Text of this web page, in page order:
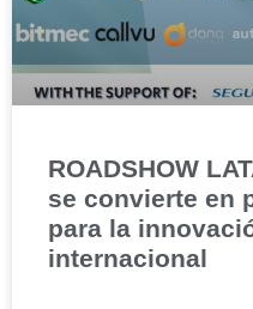
ROADSHOW
se convierte en
para la
internacional